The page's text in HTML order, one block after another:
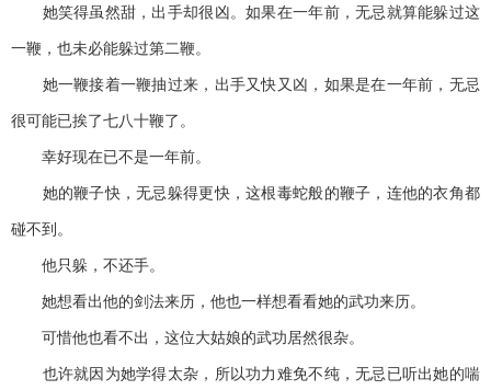
她笑得虽然甜，出手却很凶。如果在一年前，无忌就算能躲过这
一鞭，也未必能躲过第二鞭。
她一鞭接着一鞭抽过来，出手又快又凶，如果是在一年前，无忌
很可能已挨了七八十鞭了。
幸好现在已不是一年前。
她的鞭子快，无忌躲得更快，这根毒蛇般的鞭子，连他的衣角都
碰不到。
他只躲，不还手。
她想看出他的剑法来历，他也一样想看看她的武功来历。
可惜他也看不出，这位大姑娘的武功居然很杂。
也许就因为她学得太杂，所以功力难免不纯，无忌已听出她的喘